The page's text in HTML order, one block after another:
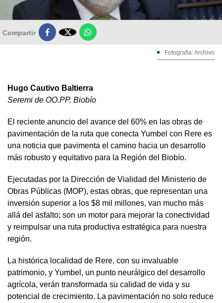
Compartir 
Fotografía: Archivo
Hugo Cautivo Baltierra
Seremi de OO.PP. Biobío
El reciente anuncio del avance del 60% en las obras de
pavimentación de la ruta que conecta Yumbel con Rere es
una noticia que pavimenta el camino hacia un desarrollo
más robusto y equitativo para la Región del Biobío.
Ejecutadas por la Dirección de Vialidad del Ministerio de
Obras Públicas (MOP), estas obras, que representan una
inversión superior a los $8 mil millones, van mucho más
allá del asfalto; son un motor para mejorar la conectividad
y reimpulsar una ruta productiva estratégica para nuestra
región.
La histórica localidad de Rere, con su invaluable
patrimonio, y Yumbel, un punto neurálgico del desarrollo
agrícola, verán transformada su calidad de vida y su
potencial de crecimiento. La pavimentación no solo reduce